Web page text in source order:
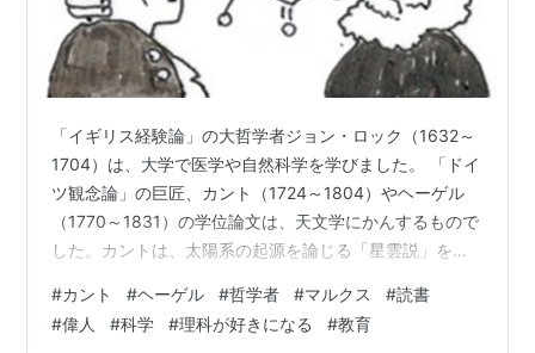
「イギリス経験論」の大哲学者ジョン・ロック（1632～
1704）は、大学で医学や自然科学を学びました。 「ドイ
ツ観念論」の巨匠、カント（1724～1804）やヘーゲル
（1770～1831）の学位論文は、天文学にかんするもので
した。カントは、太陽系の起源を論じる「星雲説」を、
主義の思想で知られるマルクス（1818～1883）の学位論
文は、古代の原子論をあつかったものです。また、彼は
#カント #ヘーゲル #哲学者 #マルクス #読書
#偉人 #科学 #理科が好きになる #教育